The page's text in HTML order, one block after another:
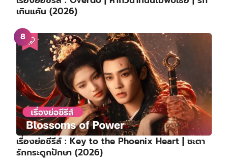
เกินแค้น (2026)
เรื่องย่อซีรีส์ : Key to the Phoenix Heart | ชะตา
รักกระดูกปักษา (2026)